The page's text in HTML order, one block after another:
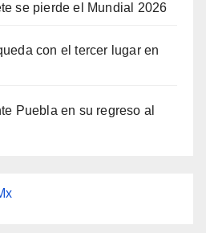
se pierde el Mundial 2026
con el tercer lugar en
Puebla en su regreso al